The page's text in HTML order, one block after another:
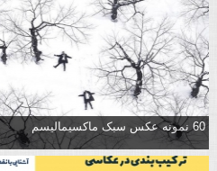
60 نمونه عکس سبک ماکسیمالیسم